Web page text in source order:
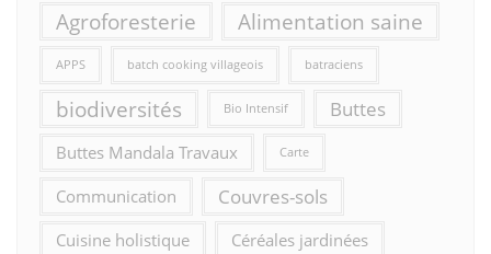
Agroforesterie Alimentation saine
APPS batch cooking villageois batraciens
biodiversités Bio Intensif Buttes
Buttes Mandala Travaux Carte
Communication Couvres-sols
Cuisine holistique Céréales jardinées